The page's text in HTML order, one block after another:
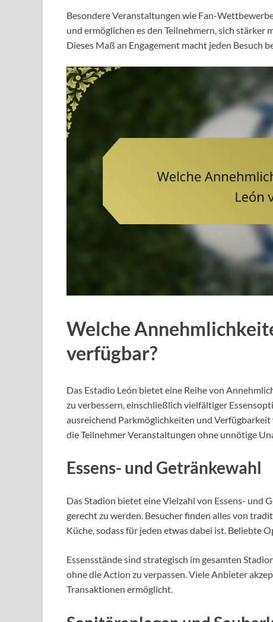
Besondere Veranstaltungen wie Fan-
und ermöglichen es den Teilnehmern, sich stärker
Dieses Maß an Engagement macht jeden Besuch
Welche
verfügbar?
Das Estadio León bietet eine Reihe von
zu verbessern, einschließlich vielfältiger
ausreichend Parkmöglichkeiten und
die Teilnehmer Veranstaltungen ohne unnötige
Essens- und Getränkewahl
Das Stadion bietet eine Vielzahl von Essens- und
gerecht zu werden. Besucher finden alles von
Küche, sodass für jeden etwas dabei ist. Beliebte
Essensstände sind strategisch im gesamten
ohne die Action zu verpassen. Viele Anbieter
Transaktionen ermöglicht.